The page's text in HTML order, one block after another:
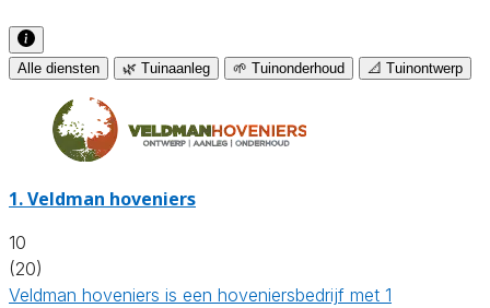
Alle diensten 🌿 Tuinaanleg 🌱 Tuinonderhoud 📐 Tuinontwerp
1.Veldman hoveniers
10
(20)
Veldman hoveniers is een hoveniersbedrijf met 1